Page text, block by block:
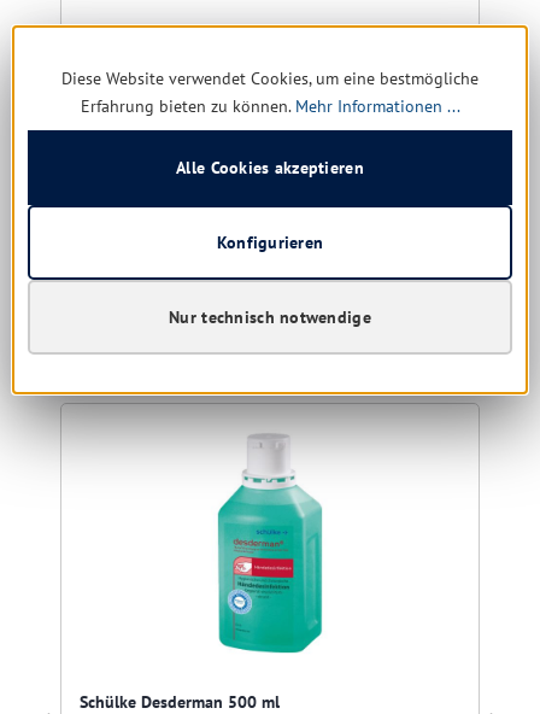
noch 91 verfügbar, Lieferzeit: 1-5 Tage
2,95 € *
5,25 €(43.81% gespart)
5,90 € * / 1 Liter
Details
Produktgalerie überspringen
Kunden kauften auch
Schülke Desderman 500 ml
Diese Website verwendet Cookies, um eine bestmögliche
Erfahrung bieten zu können. Mehr Informationen ...
Nur technisch notwendige
Konfigurieren
Alle Cookies akzeptieren